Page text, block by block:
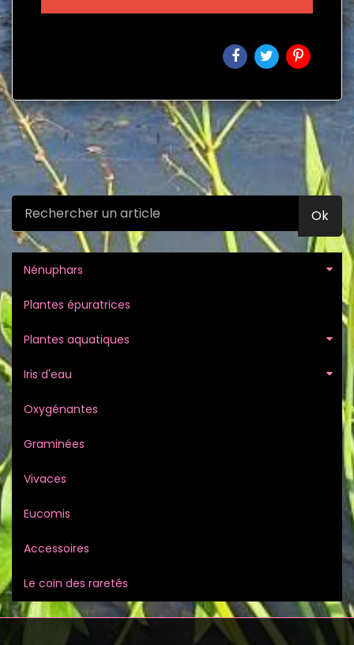
Ok
Nénuphars
Plantes épuratrices
Plantes aquatiques
Iris d'eau
Oxygénantes
Graminées
Vivaces
Eucomis
Accessoires
Le coin des raretés